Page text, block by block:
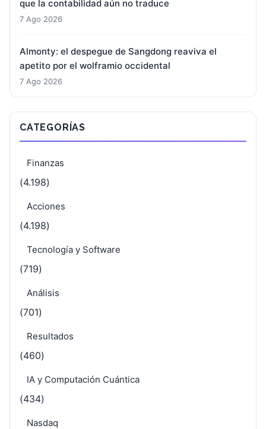
que la contabilidad aún no traduce
7 Ago 2026
Almonty: el despegue de Sangdong reaviva el
apetito por el wolframio occidental
7 Ago 2026
CATEGORÍAS
Finanzas
(4.198)
Acciones
(4.198)
Tecnología y Software
(719)
Análisis
(701)
Resultados
(460)
IA y Computación Cuántica
(434)
Nasdaq